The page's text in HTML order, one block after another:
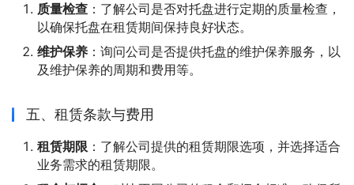
质量检查 ：了解公司是否对托盘进行定期的质量检查，
以确保托盘在租赁期间保持良好状态。
维护保养 ：询问公司是否提供托盘的维护保养服务，以
及维护保养的周期和费用等。
五、租赁条款与费用
租赁期限 ：了解公司提供的租赁期限选项，并选择适合
业务需求的租赁期限。